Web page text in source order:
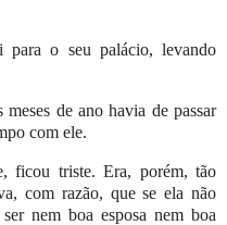
o seu palácio, levando
de ano havia de passar
com ele.
ficou triste. Era, porém, tão
com razão, que se ela não
nem boa esposa nem boa